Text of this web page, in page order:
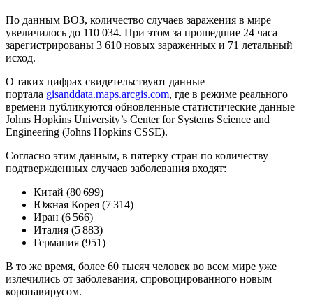
По данным ВОЗ, количество случаев заражения в мире
увеличилось до 110 034. При этом за прошедшие 24 часа
зарегистрированы 3 610 новых зараженных и 71 летальный
исход.
О таких цифрах свидетельствуют данные
портала gisanddata.maps.arcgis.com, где в режиме реального
времени публикуются обновленные статистические данные
Johns Hopkins University’s Center for Systems Science and
Engineering (Johns Hopkins CSSE).
Согласно этим данным, в пятерку стран по количеству
подтвержденных случаев заболевания входят:
Китай (80 699)
Южная Корея (7 314)
Иран (6 566)
Италия (5 883)
Германия (951)
В то же время, более 60 тысяч человек во всем мире уже
излечились от заболевания, спровоцированного новым
коронавирусом.